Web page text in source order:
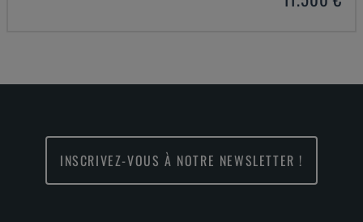
INSCRIVEZ-VOUS À NOTRE NEWSLETTER !